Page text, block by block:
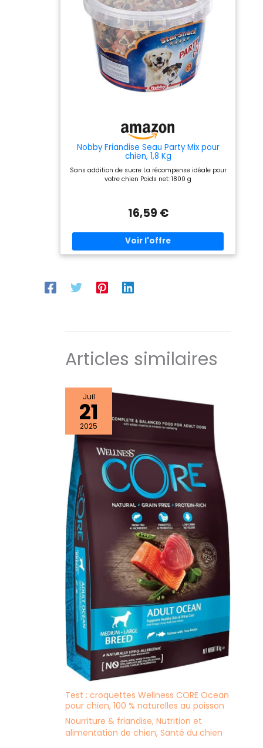
Nobby Friandise Seau Party Mix pour
chien, 1,8 Kg
Sans addition de sucre La récompense idéale pour
votre chien Poids net: 1800 g
16,59 €
Articles similaires
Juil
21
2025
Test : croquettes Wellness CORE Ocean
pour chien, 100 % naturelles au poisson
Nourriture & friandise, Nutrition et
alimentation de chien, Santé du chien